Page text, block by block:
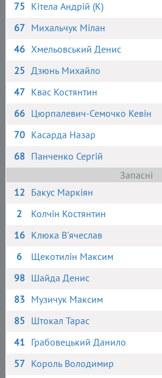
75 Кітела Андрій (К)
67 Михальчук Мілан
46 Хмельовський Денис
25 Дзюнь Михайло
47 Квас Костянтин
66 Цюрпалевич-Семочко Кевін
70 Касарда Назар
68 Панченко Сергій
Запасні
12 Бакус Маркіян
2
Колчін Костянтин
16 Клюка В'ячеслав
6
Щекотилін Максим
98 Шайда Денис
83 Музичук Максим
85 Штокал Тарас
41 Грабовецький Данило
57 Король Володимир